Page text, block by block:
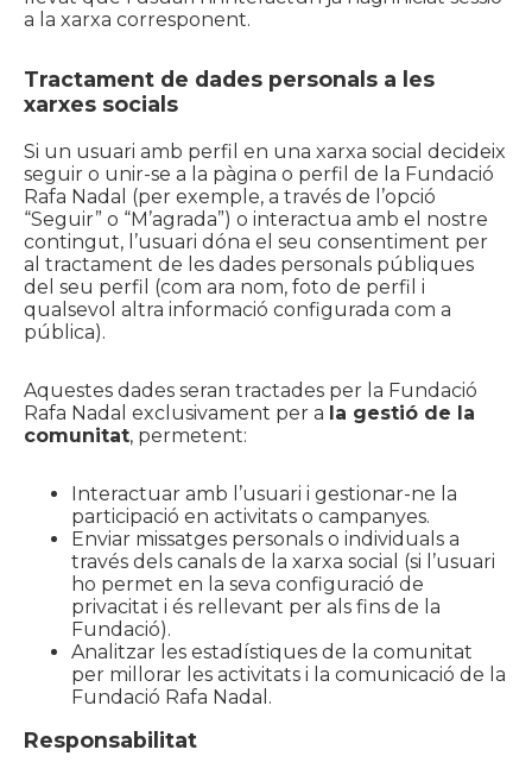
a la xarxa corresponent.
Tractament de dades personals a les
xarxes socials
Si un usuari amb perfil en una xarxa social decideix
seguir o unir-se a la pàgina o perfil de la Fundació
Rafa Nadal (per exemple, a través de l’opció
“Seguir” o “M’agrada”) o interactua amb el nostre
contingut, l’usuari dóna el seu consentiment per
al tractament de les dades personals públiques
del seu perfil (com ara nom, foto de perfil i
qualsevol altra informació configurada com a
pública).
Aquestes dades seran tractades per la Fundació
Rafa Nadal exclusivament per a la gestió de la
comunitat, permetent:
Interactuar amb l’usuari i gestionar-ne la
participació en activitats o campanyes.
Enviar missatges personals o individuals a
través dels canals de la xarxa social (si l’usuari
ho permet en la seva configuració de
privacitat i és rellevant per als fins de la
Fundació).
Analitzar les estadístiques de la comunitat
per millorar les activitats i la comunicació de la
Fundació Rafa Nadal.
Responsabilitat